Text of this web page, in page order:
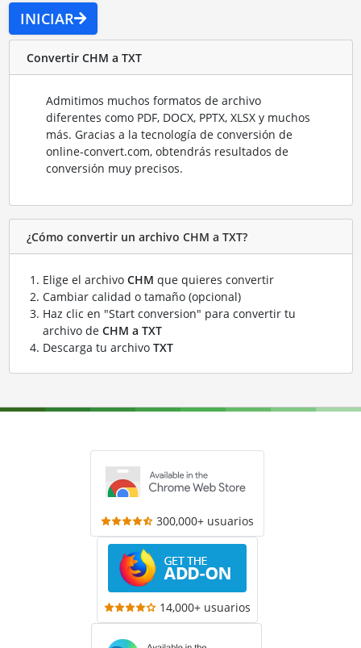
INICIAR
Convertir CHM a TXT
Admitimos muchos formatos de archivo
diferentes como PDF, DOCX, PPTX, XLSX y muchos
más. Gracias a la tecnología de conversión de
online-convert.com, obtendrás resultados de
conversión muy precisos.
¿Cómo convertir un archivo CHM a TXT?
Elige el archivo CHM que quieres convertir
Cambiar calidad o tamaño (opcional)
Haz clic en "Start conversion" para convertir tu
archivo de CHM a TXT
Descarga tu archivo TXT
300,000+ usuarios
14,000+ usuarios